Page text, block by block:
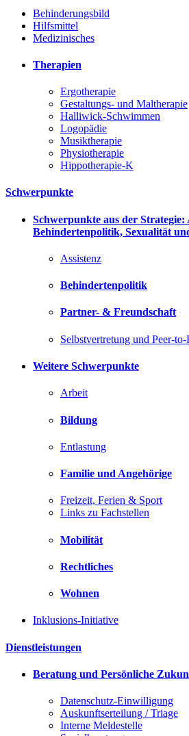
Behinderungsbild
Hilfsmittel
Medizinisches
Therapien
Ergotherapie
Gestaltungs- und Maltherapie
Halliwick-Schwimmen
Logopädie
Musiktherapie
Physiotherapie
Hippotherapie-K
Schwerpunkte
Schwerpunkte aus der Strategie:
Behindertenpolitik, Sexualität
Assistenz
Behindertenpolitik
Partner- & Freundschaft
Selbstvertretung und Peer-to-
Weitere Schwerpunkte
Arbeit
Bildung
Entlastung
Familie und Angehörige
Freizeit, Ferien & Sport
Links zu Fachstellen
Mobilität
Rechtliches
Wohnen
Inklusions-Initiative
Dienstleistungen
Beratung und Persönliche
Datenschutz-Einwilligung
Auskunftserteilung / Triage
Interne Meldestelle